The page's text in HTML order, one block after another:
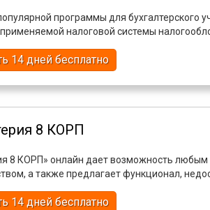
программы для бухгалтерского
налоговой системы
14 дней бесплатно
8 КОРП
8 КОРП» онлайн дает возможность любым
а также предлагает функционал,
14 дней бесплатно